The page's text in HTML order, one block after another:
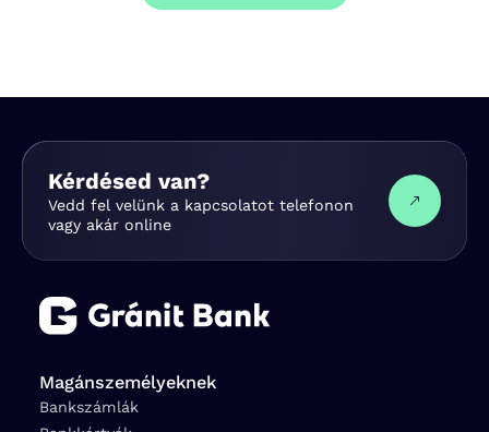
Kérdésed van?
Vedd fel velünk a kapcsolatot telefonon
vagy akár online
Magánszemélyeknek
Bankszámlák